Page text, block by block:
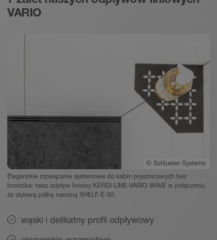
VARIO
© Schlueter-Systems
Eleganckie rozwiązanie systemowe do kabin prysznicowych bez
brodzika: nasz odpływ liniowy KERDI-LINE-VARIO WAVE w połączeniu
ze stylową półką narożną SHELF-E-S2.
wąski i delikatny profil odpływowy